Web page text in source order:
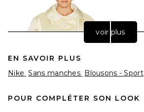
voir plus
EN SAVOIR PLUS
Nike Sans manches Blousons - Sport
POUR COMPLÉTER SON LOOK